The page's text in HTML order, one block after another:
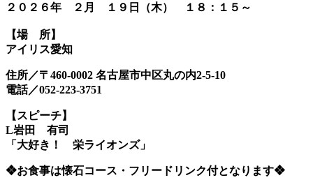
２０２６年 ２月 １９日（木） １８：１５～
【場 所】
アイリス愛知
住所／〒460-0002 名古屋市中区丸の内2-5-10
電話／052-223-3751
【スピーチ】
L岩田 有司
「大好き！ 栄ライオンズ」
❖お食事は懐石コース・フリードリンク付となります❖